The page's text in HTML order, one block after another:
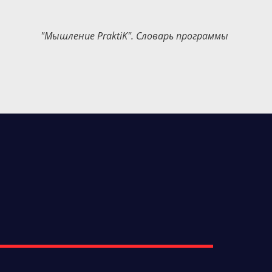
"Мышление PraktiK". Словарь программы